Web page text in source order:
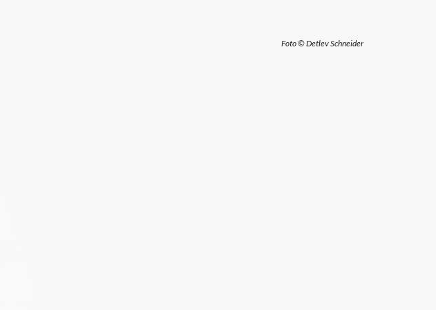
Foto ©Detlev Schneider